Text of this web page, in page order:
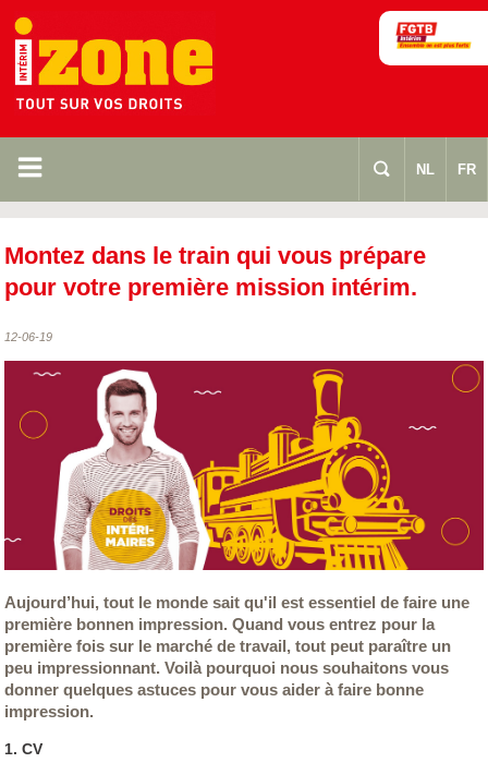
m s NL FR
Montez dans le train qui vous prépare
pour votre première mission intérim.
12-06-19
Aujourd’hui, tout le monde sait qu'il est essentiel de faire une
première bonnen impression. Quand vous entrez pour la
première fois sur le marché de travail, tout peut paraître un
peu impressionnant. Voilà pourquoi nous souhaitons vous
donner quelques astuces pour vous aider à faire bonne
impression.
1. CV